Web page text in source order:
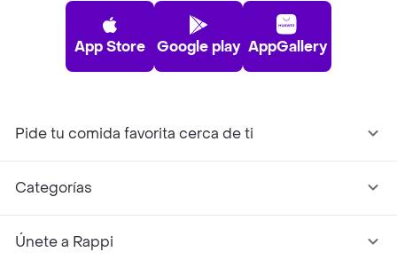
App Store Google play AppGallery
Pide tu comida favorita cerca de ti
Categorías
Únete a Rappi